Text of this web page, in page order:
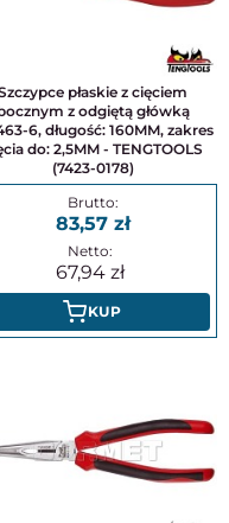
z cięciem
z odgiętą główką
6, długość: 160MM, zakres
do: 2,5MM - TENGTOOLS
(7423-0178)
83,57
67,94
KUP